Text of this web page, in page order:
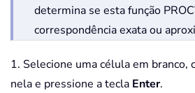
determina se esta função
correspondência exata ou
1. Selecione uma célula em branco,
nela e pressione a tecla Enter.